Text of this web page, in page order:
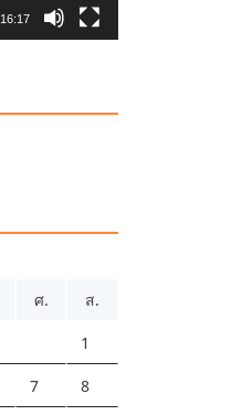
16:17
ศ. ส.
1
7 8